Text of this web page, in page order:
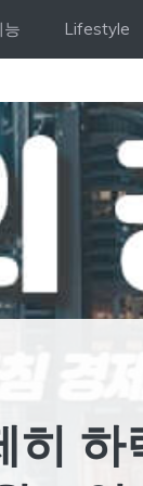
능 Lifestyle
히